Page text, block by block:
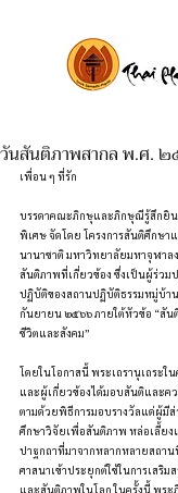
วันสันติภาพสากล พ.ศ.
เพื่อน ๆ ที่รัก
บรรดาคณะภิกษุและภิกษุณีรู้สึกยิน
พิเศษ จัดโดย โครงการสันติศึกษ
นานาชาติ มหาวิทยาลัยมหาจุฬาล
สันติภาพที่เกี่ยวข้อง ซึ่งเป็นผู้ร่วม
ปฏิบัติของสถานปฏิบัติธรรมหมู่บ้า
กันยายน ๒๕๖๖ ภายใต้หัวข้อ “สั
ชีวิตและสังคม”
โดยในโอกาสนี้ พระเถรานุเถระ
และผู้เกี่ยวข้องได้มอบสันติและค
ตามด้วยพิธีการมอบรางวัลแด่ผู้มีส่
ศึกษาวิจัยเพื่อสันติภาพ หล่อเลี้ยง
ปาฐกถาที่มาจากหลากหลายสถา
ศาสนาเข้าประยุกต์ใช้ในการเสริ
และสันติภาพในโลก ในครั้งนี้ พร